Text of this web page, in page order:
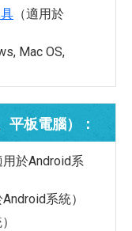
（適用於
Mac OS,
平板電腦）：
用於Android系
Android系統）